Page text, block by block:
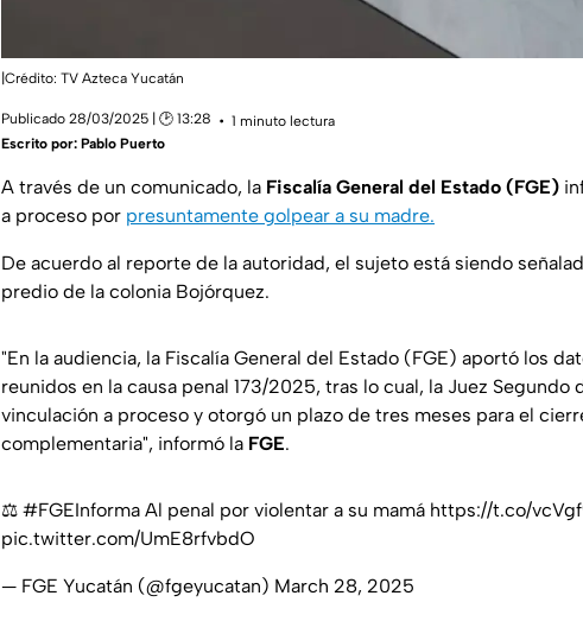
|Crédito: TV Azteca Yucatán
Publicado 28/03/2025 | 🕑 13:28
1 minuto lectura
Escrito por: Pablo Puerto
A través de un comunicado, la Fiscalía General del Estado (FGE)
a proceso por presuntamente golpear a su madre.
De acuerdo al reporte de la autoridad, el sujeto está siendo
predio de la colonia Bojórquez.
"En la audiencia, la Fiscalía General del Estado (FGE) aportó los
reunidos en la causa penal 173/2025, tras lo cual, la Juez
vinculación a proceso y otorgó un plazo de tres meses para el
complementaria", informó la FGE.
⚖️ #FGEInforma Al penal por violentar a su mamá https://t.co/
pic.twitter.com/UmE8rfvbdO
— FGE Yucatán (@fgeyucatan) March 28, 2025